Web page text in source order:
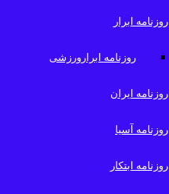
روزنامه ابرار
روزنامه ابرارورزشی
روزنامه ایران
روزنامه آسیا
روزنامه ابتکار